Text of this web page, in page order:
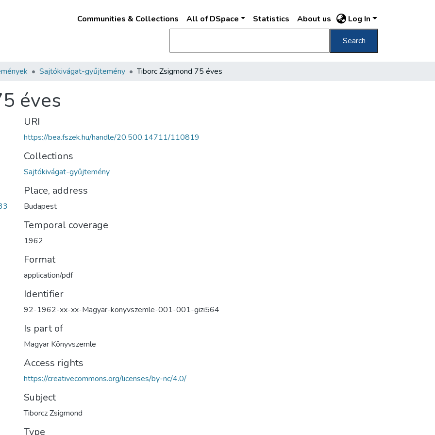
Communities & Collections All of DSpace Statistics About us Log In
Search
Sajtókivágat-gyűjtemény Tiborc Zsigmond 75 éves
éves
URI
https://bea.fszek.hu/handle/20.500.14711/110819
Collections
Sajtókivágat-gyűjtemény
Place, address
Budapest
Temporal coverage
1962
Format
application/pdf
Identifier
92-1962-xx-xx-Magyar-konyvszemle-001-001-gizi564
Is part of
Magyar Könyvszemle
Access rights
https://creativecommons.org/licenses/by-nc/4.0/
Subject
Tiborcz Zsigmond
Type